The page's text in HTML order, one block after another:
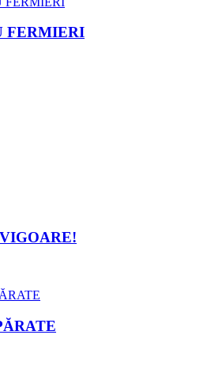
FERMIERI